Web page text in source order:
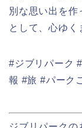
別な思い出を作
として、心ゆく
#ジブリパーク
報 #旅 #パーク